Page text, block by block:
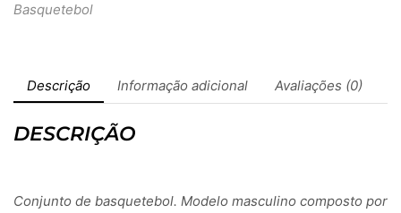
Basquetebol
Descrição Informação adicional Avaliações (0)
DESCRIÇÃO
Conjunto de basquetebol. Modelo masculino composto por